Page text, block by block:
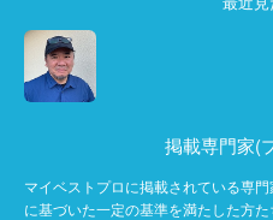
掲載専門家(
マイベストプロに掲載されている専
に基づいた一定の基準を満たした方